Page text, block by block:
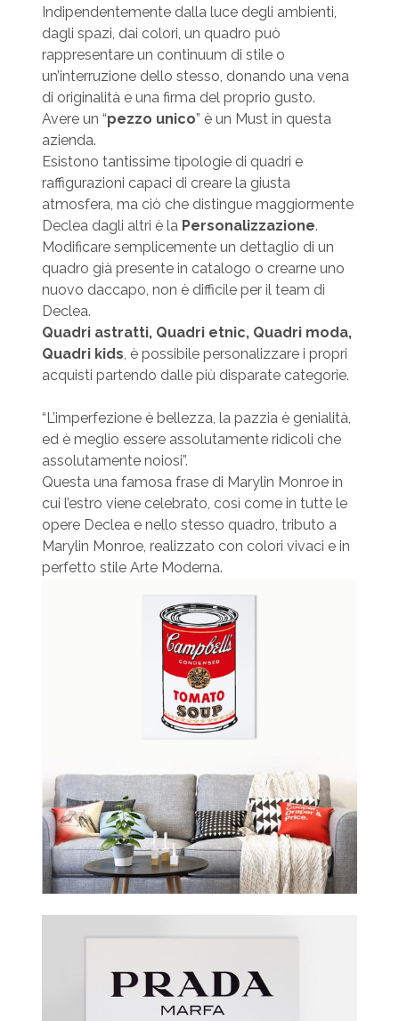
Indipendentemente dalla luce degli ambienti,
dagli spazi, dai colori, un quadro può
rappresentare un continuum di stile o
un’interruzione dello stesso, donando una vena
di originalità e una firma del proprio gusto.
Avere un “pezzo unico” è un Must in questa
azienda.
Esistono tantissime tipologie di quadri e
raffigurazioni capaci di creare la giusta
atmosfera, ma ciò che distingue maggiormente
Declea dagli altri è la Personalizzazione.
Modificare semplicemente un dettaglio di un
quadro già presente in catalogo o crearne uno
nuovo daccapo, non è difficile per il team di
Declea.
Quadri astratti, Quadri etnic, Quadri moda,
Quadri kids, è possibile personalizzare i propri
acquisti partendo dalle più disparate categorie.
“L’imperfezione è bellezza, la pazzia è genialità,
ed è meglio essere assolutamente ridicoli che
assolutamente noiosi”.
Questa una famosa frase di Marylin Monroe in
cui l’estro viene celebrato, così come in tutte le
opere Declea e nello stesso quadro, tributo a
Marylin Monroe, realizzato con colori vivaci e in
perfetto stile Arte Moderna.